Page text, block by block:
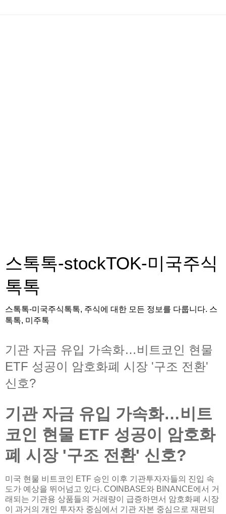
스톡톡-stockTOK-미국주식
톡톡
스톡톡-미국주식톡톡, 주식에 대한 모든 정보를 다룹니다. 스
톡톡, 미주톡
기관 자금 유입 가속화…비트코인 현물
ETF 성공이 암호화폐 시장 '구조 전환'
신호?
기관 자금 유입 가속화…비트
코인 현물 ETF 성공이 암호화
폐 시장 '구조 전환' 신호?
미국 현물 비트코인 ETF 승인 이후 기관투자자들의 진입 속
도가 예상을 뛰어넘고 있다. COINBASE와 BINANCE에서 거
래되는 기관용 상품들의 거래량이 급증하면서 암호화폐 시장
이 과거의 개인 투자자 중심에서 기관 자본 중심으로 재편되